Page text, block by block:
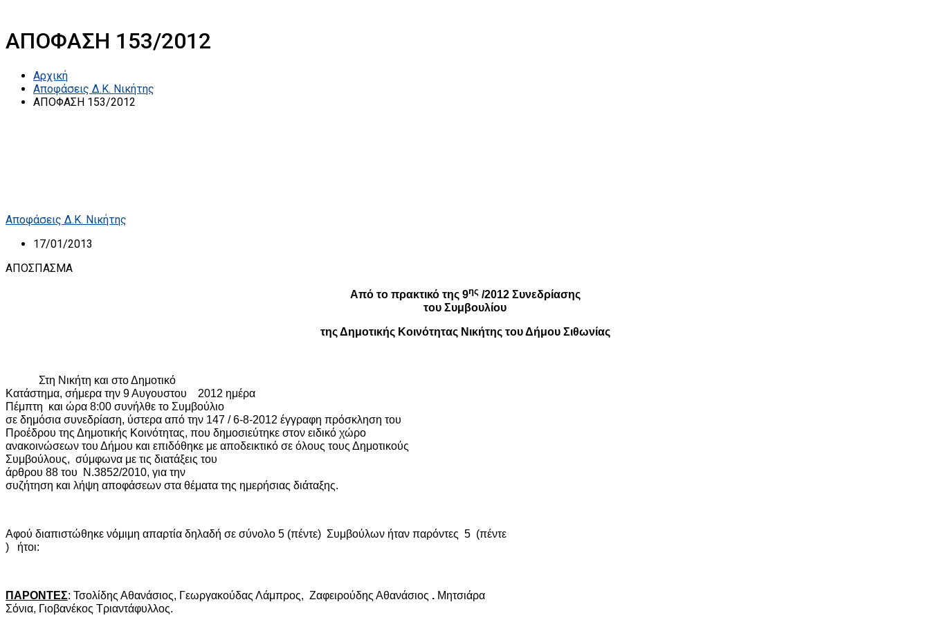
ΑΠΟΦΑΣΗ 153/2012
Αρχική
Αποφάσεις Δ.Κ. Νικήτης
ΑΠΟΦΑΣΗ 153/2012
Αποφάσεις Δ.Κ. Νικήτης
17/01/2013
ΑΠΟΣΠΑΣΜΑ
Από το πρακτικό της 9ης/2012 Συνεδρίασης
του Συμβουλίου
της Δημοτικής Κοινότητας Νικήτης του Δήμου Σιθωνίας
Στη Νικήτη και στο Δημοτικό
Κατάστημα, σήμερα την 9 Αυγουστου
2012 ημέρα
Πέμπτη και ώρα 8:00 συνήλθε το Συμβούλιο
σε δημόσια συνεδρίαση, ύστερα από την 147 / 6-8-2012 έγγραφη πρόσκληση του
Προέδρου της Δημοτικής Κοινότητας, που δημοσιεύτηκε στον ειδικό χώρο
ανακοινώσεων του Δήμου και επιδόθηκε με αποδεικτικό σε όλους τους Δημοτικούς
Συμβούλους, σύμφωνα με τις διατάξεις του
άρθρου 88 του
Ν.3852/2010, για την
συζήτηση και λήψη αποφάσεων στα θέματα της ημερήσιας διάταξης.
Αφού διαπιστώθηκε νόμιμη απαρτία δηλαδή σε σύνολο 5 (πέντε) Συμβούλων ήταν παρόντες 5 (πέντε
)
ήτοι:
ΠΑΡΟΝΤΕΣ: Τσολίδης Αθανάσιος, Γεωργακούδας Λάμπρος, Ζαφειρούδης Αθανάσιος . Μητσιάρα
Σόνια, Γιοβανέκος Τριαντάφυλλος.